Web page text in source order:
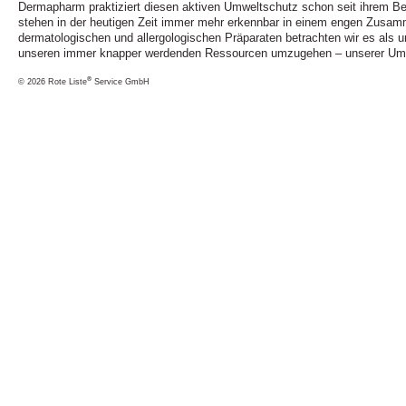
Dermapharm praktiziert diesen aktiven Umweltschutz schon seit ihrem
stehen in der heutigen Zeit immer mehr erkennbar in einem engen
dermatologischen und allergologischen Präparaten betrachten wir es als
unseren immer knapper werdenden Ressourcen umzugehen – unserer
© 2026 Rote Liste® Service GmbH